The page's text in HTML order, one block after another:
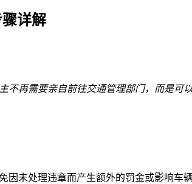
详解
不再需要亲自前往交通管理部门，而是
未处理违章而产生额外的罚金或影响车